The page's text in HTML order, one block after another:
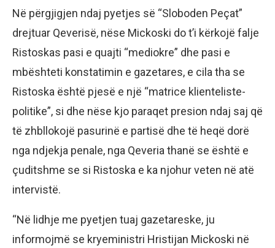
Në përgjigjen ndaj pyetjes së “Sloboden Peçat”
drejtuar Qeverisë, nëse Mickoski do t’i kërkojë falje
Ristoskas pasi e quajti “mediokre” dhe pasi e
mbështeti konstatimin e gazetares, e cila tha se
Ristoska është pjesë e një “matrice klienteliste-
politike”, si dhe nëse kjo paraqet presion ndaj saj që
të zhbllokojë pasurinë e partisë dhe të heqë dorë
nga ndjekja penale, nga Qeveria thanë se është e
çuditshme se si Ristoska e ka njohur veten në atë
intervistë.
“Në lidhje me pyetjen tuaj gazetareske, ju
informojmë se kryeministri Hristijan Mickoski në